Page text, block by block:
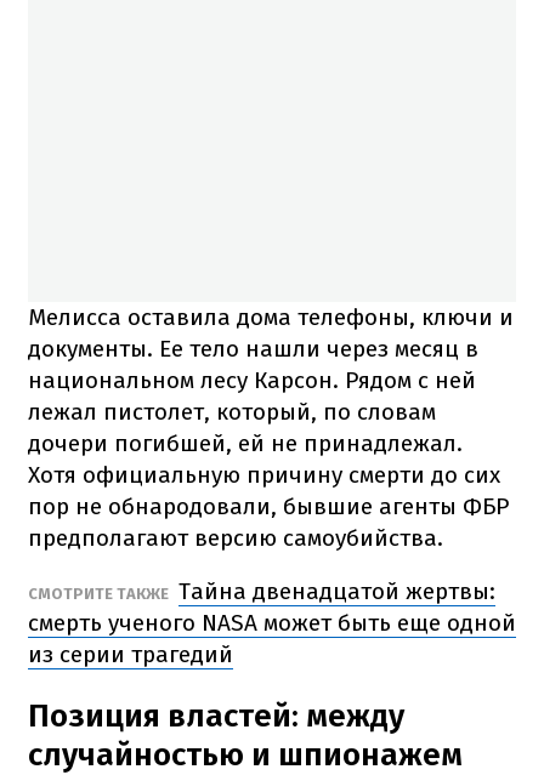
Мелисса оставила дома телефоны, ключи и
документы. Ее тело нашли через месяц в
национальном лесу Карсон. Рядом с ней
лежал пистолет, который, по словам
дочери погибшей, ей не принадлежал.
Хотя официальную причину смерти до сих
пор не обнародовали, бывшие агенты ФБР
предполагают версию самоубийства.
СМОТРИТЕ ТАКЖЕ Тайна двенадцатой жертвы:
смерть ученого NASA может быть еще одной
из серии трагедий
Позиция властей: между
случайностью и шпионажем